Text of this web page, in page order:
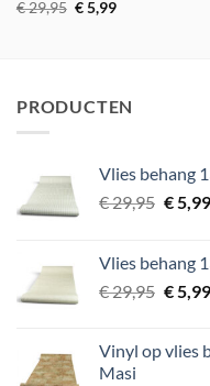
€29,95 Oorspronkelijke
prijs
€5,99Huidige
PRODUCTEN
Vlies behang
€29,95
€
€5,99
Vlies behang
€29,95
€
€5,99
Vinyl op vlies
Masi